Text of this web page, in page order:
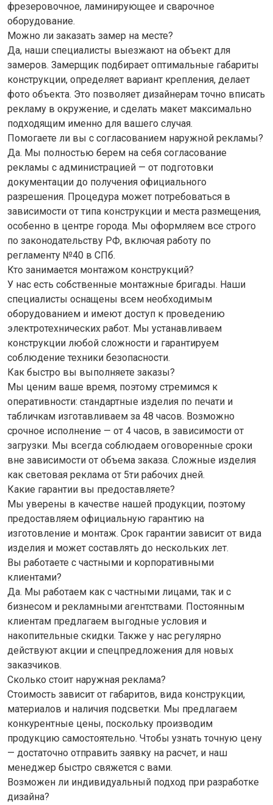
фрезеровочное, ламинирующее и сварочное
оборудование.
Можно ли заказать замер на месте?
Да, наши специалисты выезжают на объект для
замеров. Замерщик подбирает оптимальные габариты
конструкции, определяет вариант крепления, делает
фото объекта. Это позволяет дизайнерам точно вписать
рекламу в окружение, и сделать макет максимально
подходящим именно для вашего случая.
Помогаете ли вы с согласованием наружной рекламы?
Да. Мы полностью берем на себя согласование
рекламы с администрацией — от подготовки
документации до получения официального
разрешения. Процедура может потребоваться в
зависимости от типа конструкции и места размещения,
особенно в центре города. Мы оформляем все строго
по законодательству РФ, включая работу по
регламенту №40 в СПб.
Кто занимается монтажом конструкций?
У нас есть собственные монтажные бригады. Наши
специалисты оснащены всем необходимым
оборудованием и имеют доступ к проведению
электротехнических работ. Мы устанавливаем
конструкции любой сложности и гарантируем
соблюдение техники безопасности.
Как быстро вы выполняете заказы?
Мы ценим ваше время, поэтому стремимся к
оперативности: стандартные изделия по печати и
табличкам изготавливаем за 48 часов. Возможно
срочное исполнение — от 4 часов, в зависимости от
загрузки. Мы всегда соблюдаем оговоренные сроки
вне зависимости от объема заказа. Сложные изделия
как световая реклама от 5ти рабочих дней.
Какие гарантии вы предоставляете?
Мы уверены в качестве нашей продукции, поэтому
предоставляем официальную гарантию на
изготовление и монтаж. Срок гарантии зависит от вида
изделия и может составлять до нескольких лет.
Вы работаете с частными и корпоративными
клиентами?
Да. Мы работаем как с частными лицами, так и с
бизнесом и рекламными агентствами. Постоянным
клиентам предлагаем выгодные условия и
накопительные скидки. Также у нас регулярно
действуют акции и спецпредложения для новых
заказчиков.
Сколько стоит наружная реклама?
Стоимость зависит от габаритов, вида конструкции,
материалов и наличия подсветки. Мы предлагаем
конкурентные цены, поскольку производим
продукцию самостоятельно. Чтобы узнать точную цену
— достаточно отправить заявку на расчет, и наш
менеджер быстро свяжется с вами.
Возможен ли индивидуальный подход при разработке
дизайна?